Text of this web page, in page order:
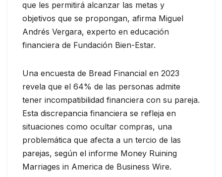
que les permitirá alcanzar las metas y
objetivos que se propongan, afirma Miguel
Andrés Vergara, experto en educación
financiera de Fundación Bien-Estar.
Una encuesta de Bread Financial en 2023
revela que el 64% de las personas admite
tener incompatibilidad financiera con su pareja.
Esta discrepancia financiera se refleja en
situaciones como ocultar compras, una
problemática que afecta a un tercio de las
parejas, según el informe Money Ruining
Marriages in America de Business Wire.